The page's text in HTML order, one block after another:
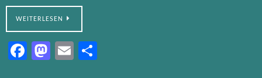
WEITERLESEN
Fa
M
E